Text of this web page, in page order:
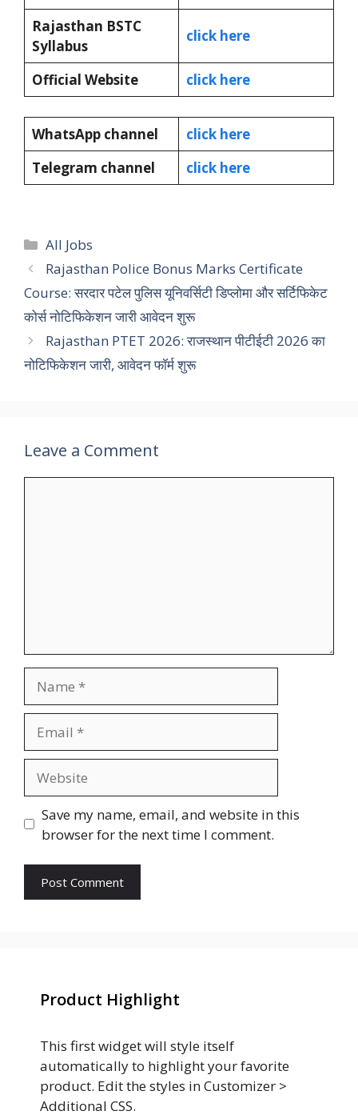
Rajasthan BSTC
Syllabus
click here
Official Website click here
WhatsApp channel
click here
Telegram channel
click here
Categories
All Jobs
Rajasthan Police Bonus Marks Certificate
Course: सरदार पटेल पुलिस यूनिवर्सिटी डिप्लोमा और सर्टिफिकेट
कोर्स नोटिफिकेशन जारी आवेदन शुरू
Rajasthan PTET 2026: राजस्थान पीटीईटी 2026 का
नोटिफिकेशन जारी, आवेदन फॉर्म शुरू
Leave a Comment
Save my name, email, and website in this
browser for the next time I comment.
Product Highlight
This first widget will style itself
automatically to highlight your favorite
product. Edit the styles in Customizer >
Additional CSS.